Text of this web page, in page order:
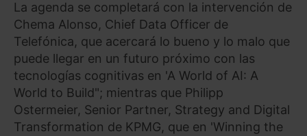
La agenda se completará con la intervención de
Chema Alonso, Chief Data Officer de
Telefónica, que acercará lo bueno y lo malo que
puede llegar en un futuro próximo con las
tecnologías cognitivas en 'A World of AI: A
World to Build"; mientras que Philipp
Ostermeier, Senior Partner, Strategy and Digital
Transformation de KPMG, que en 'Winning the